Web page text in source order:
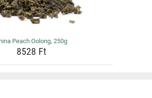
Peach Oolong, 250g
8528 Ft